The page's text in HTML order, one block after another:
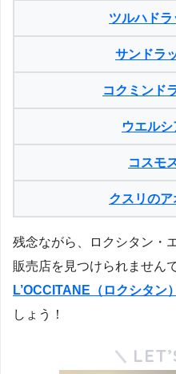
ツルハドラ
サンドラ
コクミンド
ウエルシ
コスモ
クスリのア
残念ながら、ロクシタン・
販売店を見つけられません
L’OCCITANE（ロクシタン）
しょう！